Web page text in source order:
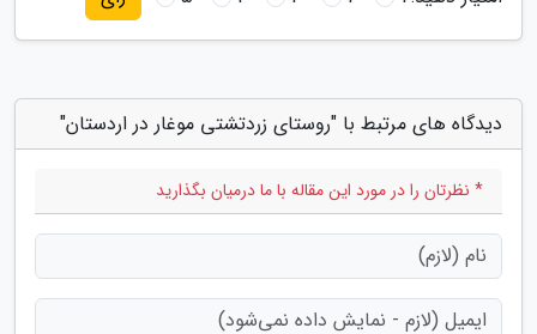
دیدگاه های مرتبط با "روستای زردتشتی موغار در اردستان"
* نظرتان را در مورد این مقاله با ما درمیان بگذارید